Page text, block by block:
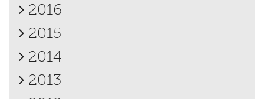
2016
2015
2014
2013